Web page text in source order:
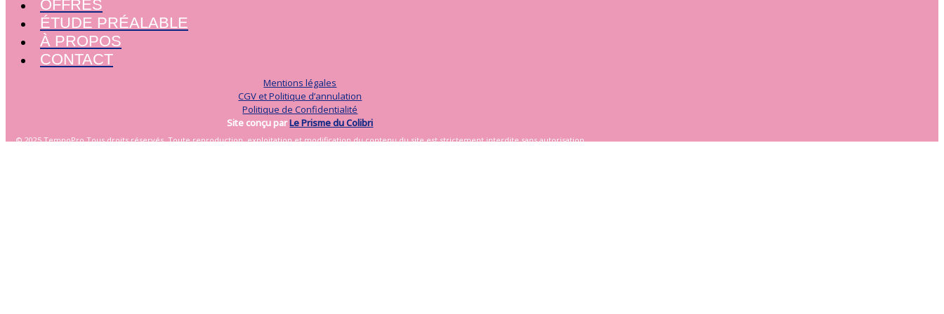
OFFRES
ÉTUDE PRÉALABLE
À PROPOS
CONTACT
Mentions légales
CGV et Politique d’annulation
Politique de Confidentialité
Site conçu parLe Prisme du Colibri
© 2025 TempoPro.Tous droits réservés. Toute reproduction, exploitation et modification du contenu du site est strictement interdite sans autorisation